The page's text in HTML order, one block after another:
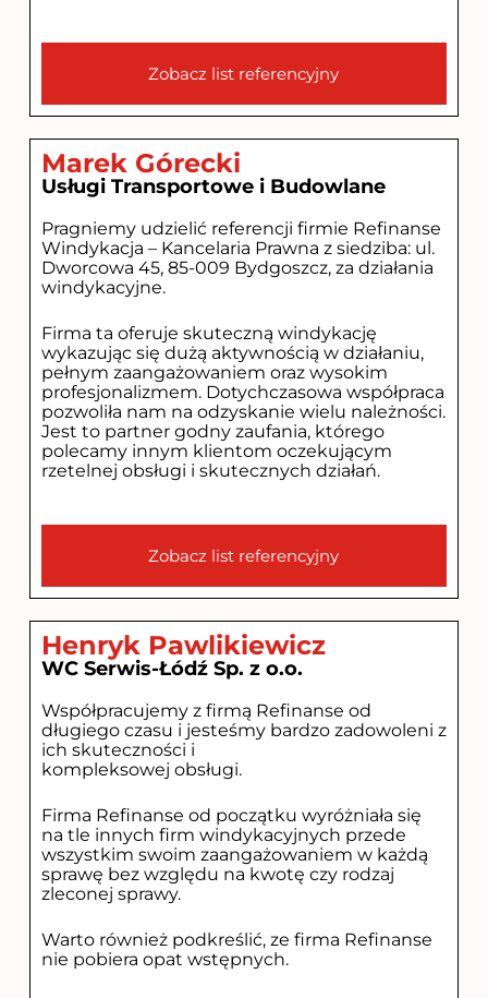
Zobacz list referencyjny
Marek Górecki
Usługi Transportowe i Budowlane
Pragniemy udzielić referencji firmie Refinanse
Windykacja – Kancelaria Prawna z siedziba: ul.
Dworcowa 45, 85-009 Bydgoszcz, za działania
windykacyjne.
Firma ta oferuje skuteczną windykację
wykazując się dużą aktywnością w działaniu,
pełnym zaangażowaniem oraz wysokim
profesjonalizmem. Dotychczasowa współpraca
pozwoliła nam na odzyskanie wielu należności.
Jest to partner godny zaufania, którego
polecamy innym klientom oczekującym
rzetelnej obsługi i skutecznych działań.
Zobacz list referencyjny
Henryk Pawlikiewicz
WC Serwis-Łódź Sp. z o.o.
Współpracujemy z firmą Refinanse od
długiego czasu i jesteśmy bardzo zadowoleni z
ich skuteczności i
kompleksowej obsługi.
Firma Refinanse od początku wyróżniała się
na tle innych firm windykacyjnych przede
wszystkim swoim zaangażowaniem w każdą
sprawę bez względu na kwotę czy rodzaj
zleconej sprawy.
Warto również podkreślić, ze firma Refinanse
nie pobiera opat wstępnych.